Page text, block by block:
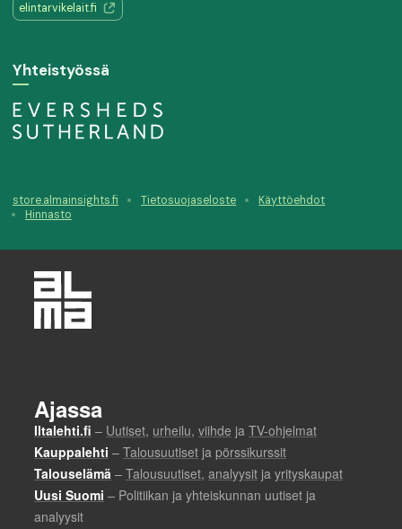
elintarvikelait.fi
Yhteistyössä
store.almainsights.fi Tietosuojaseloste
Käyttöehdot
Hinnasto